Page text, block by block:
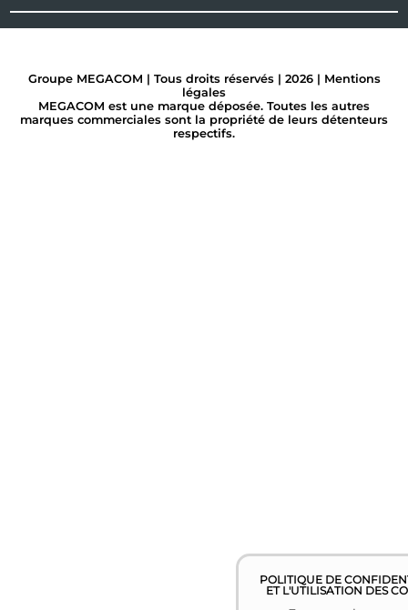
POLITIQUE DE
ET L'UTILISATION DES
Groupe MEGACOM | Tous droits réservés | 2026 | Mentions
légales
MEGACOM est une marque déposée. Toutes les autres
marques commerciales sont la propriété de leurs détenteurs
respectifs.